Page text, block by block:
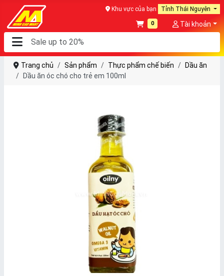
Khu vực của bạn Tỉnh Thái Nguyên
0 Tài khoản
Trang chủ Sản phẩm Thực phẩm chế biến
Dầu ăn
Dầu ăn óc chó cho trẻ em 100ml